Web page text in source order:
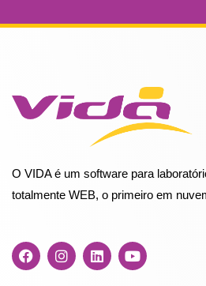
O VIDA é um software para
totalmente WEB, o primeiro em
F
a
I
n
L
i
Y
o